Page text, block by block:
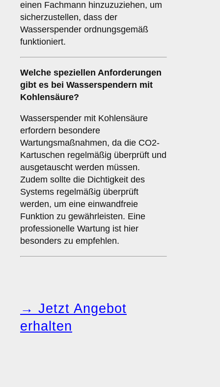
einen Fachmann hinzuzuziehen, um
sicherzustellen, dass der
Wasserspender ordnungsgemäß
funktioniert.
Welche speziellen Anforderungen
gibt es bei Wasserspendern mit
Kohlensäure?
Wasserspender mit Kohlensäure
erfordern besondere
Wartungsmaßnahmen, da die CO2-
Kartuschen regelmäßig überprüft und
ausgetauscht werden müssen.
Zudem sollte die Dichtigkeit des
Systems regelmäßig überprüft
werden, um eine einwandfreie
Funktion zu gewährleisten. Eine
professionelle Wartung ist hier
besonders zu empfehlen.
→ Jetzt Angebot
erhalten